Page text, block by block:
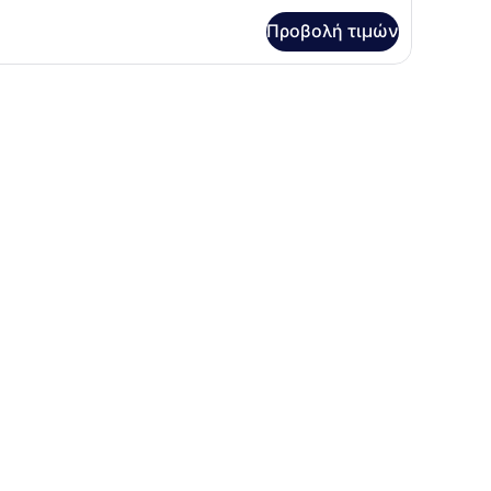
Προβολή τιμών